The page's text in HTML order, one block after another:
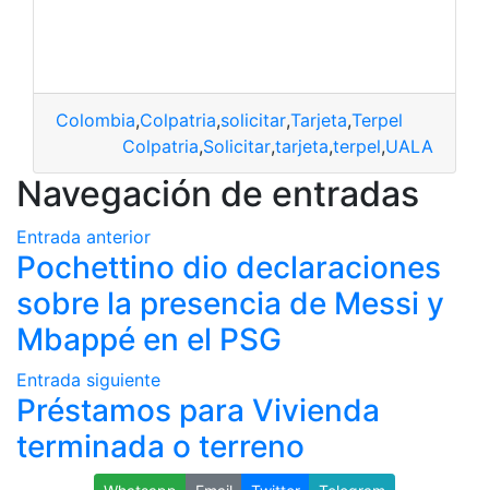
Colombia,Colpatria,solicitar,Tarjeta,Terpel
Colpatria,Solicitar,tarjeta,terpel,UALA
Navegación de entradas
Entrada anterior
Pochettino dio declaraciones
sobre la presencia de Messi y
Mbappé en el PSG
Entrada siguiente
Préstamos para Vivienda
terminada o terreno